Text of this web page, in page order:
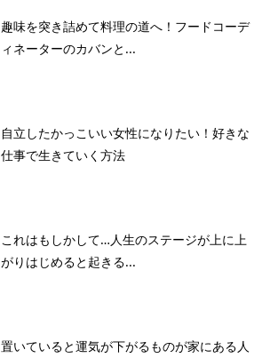
趣味を突き詰めて料理の道へ！フードコーデ
ィネーターのカバンと...
自立したかっこいい女性になりたい！好きな
仕事で生きていく方法
これはもしかして…人生のステージが上に上
がりはじめると起きる...
置いていると運気が下がるものが家にある人